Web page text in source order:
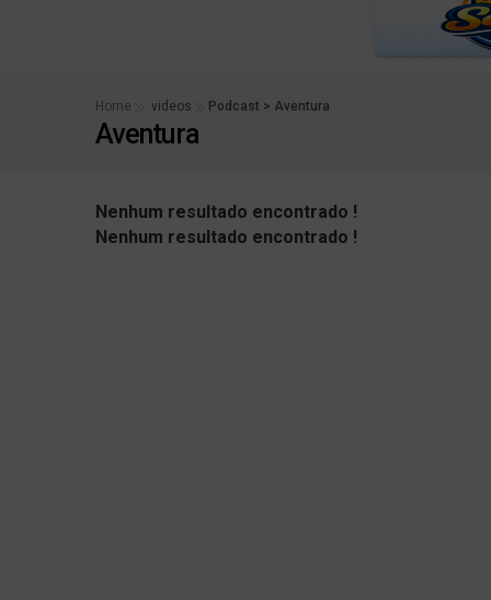
Fisiculturismo:
Grupo lavava
Exposição 3 Obás
Home videos Podcast > Aventura
Aventura
Nenhum resultado encontrado !
Nenhum resultado encontrado !